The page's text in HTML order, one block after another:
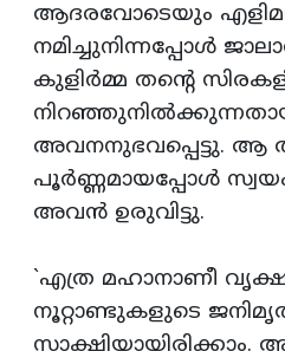
ആദരവോടെയും
നമിച്ചുനിന്നപ്പോള്‍
കുളിര്‍മ്മ തന്റെ
അവനനുഭവപ്പെട്ടു. ആ
പൂര്‍ണ്ണമായപ്പോള്‍
അവന്‍ ഉരുവിട്ടു.
`എത്ര മഹാനാണീ
നൂറ്റാണ്ടുകളുടെ